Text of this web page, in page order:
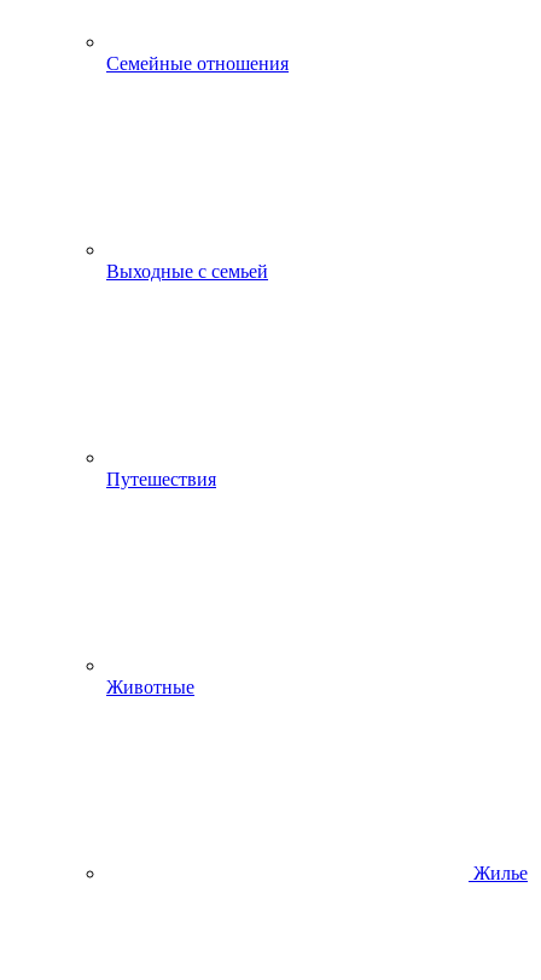
Семейные отношения
Выходные с семьей
Путешествия
Животные
Жилье